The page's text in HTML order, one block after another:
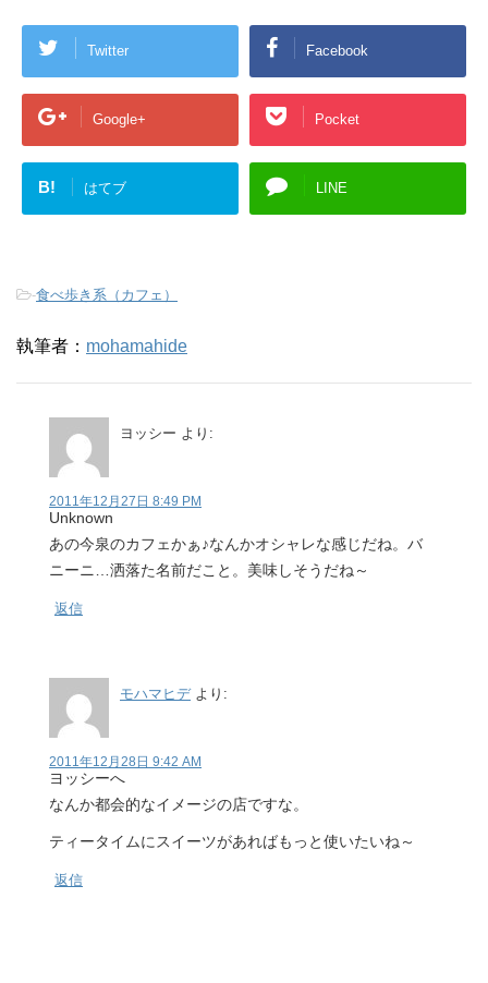
Twitter Facebook
Google+ Pocket
B! はてブ LINE
-食べ歩き系（カフェ）
執筆者： mohamahide
ヨッシー より:
2011年12月27日 8:49 PM
Unknown
あの今泉のカフェかぁ♪なんかオシャレな感じだね。バ
ニーニ…洒落た名前だこと。美味しそうだね～
返信
モハマヒデ より:
2011年12月28日 9:42 AM
ヨッシーへ
なんか都会的なイメージの店ですな。
ティータイムにスイーツがあればもっと使いたいね～
返信